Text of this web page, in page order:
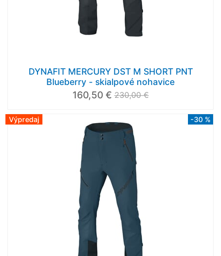
DYNAFIT MERCURY DST M SHORT PNT
Blueberry - skialpové nohavice
160,50 € 230,00 €
Výpredaj -30 %